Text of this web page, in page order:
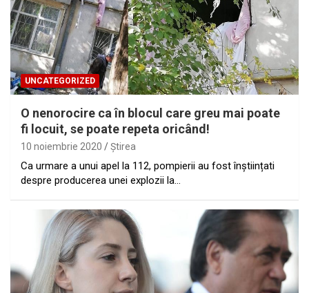
UNCATEGORIZED
O nenorocire ca în blocul care greu mai poate
fi locuit, se poate repeta oricând!
10 noiembrie 2020 Ştirea
Ca urmare a unui apel la 112, pompierii au fost înștiințati
despre producerea unei explozii la…